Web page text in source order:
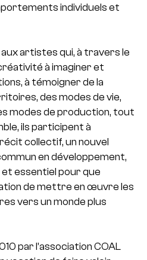
individuels et
aux artistes qui, à travers le
à imaginer et
à témoigner de la
des modes de vie,
modes de production, tout
ils participent à
collectif, un nouvel
en développement,
essentiel pour que
de mettre en œuvre les
vers un monde plus
par l’association COAL